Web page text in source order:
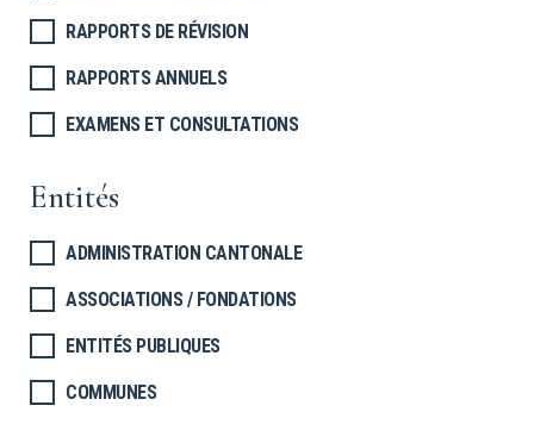
RAPPORTS DE RÉVISION
RAPPORTS ANNUELS
EXAMENS ET CONSULTATIONS
Entités
ADMINISTRATION CANTONALE
ASSOCIATIONS / FONDATIONS
ENTITÉS PUBLIQUES
COMMUNES